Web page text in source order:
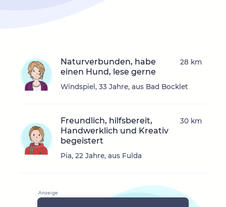
Naturverbunden, habe
einen Hund, lese gerne
Windspiel, 33 Jahre, aus Bad Bocklet
28 km
Freundlich, hilfsbereit,
Handwerklich und Kreativ
begeistert
Pia, 22 Jahre, aus Fulda
30 km